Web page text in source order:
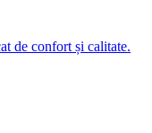
de confort și calitate.